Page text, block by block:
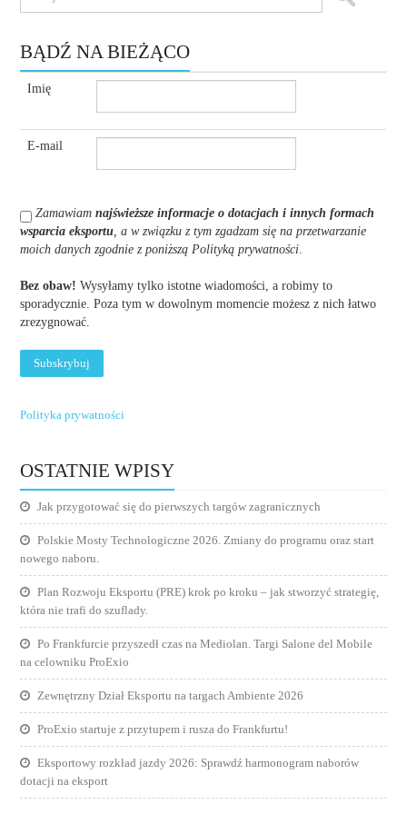
BĄDŹ NA BIEŻĄCO
Imię
E-mail
Zamawiamnajświeższe informacje o dotacjach i innych formach
wsparcia eksportu, a w związku z tym zgadzam się na przetwarzanie
moich danych zgodnie z poniższą Polityką prywatności.
Bez obaw! Wysyłamy tylko istotne wiadomości, a robimy to
sporadycznie. Poza tym w dowolnym momencie możesz z nich łatwo
zrezygnować.
Polityka prywatności
OSTATNIE WPISY
Jak przygotować się do pierwszych targów zagranicznych
Polskie Mosty Technologiczne 2026. Zmiany do programu oraz start
nowego naboru.
Plan Rozwoju Eksportu (PRE) krok po kroku – jak stworzyć strategię,
która nie trafi do szuflady.
Po Frankfurcie przyszedł czas na Mediolan. Targi Salone del Mobile
na celowniku ProExio
Zewnętrzny Dział Eksportu na targach Ambiente 2026
ProExio startuje z przytupem i rusza do Frankfurtu!
Eksportowy rozkład jazdy 2026: Sprawdź harmonogram naborów
dotacji na eksport